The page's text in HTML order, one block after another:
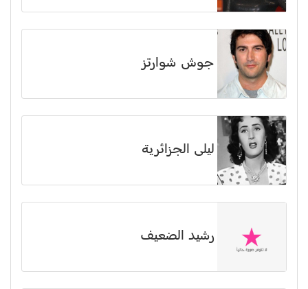
جوش شوارتز
ليلى الجزائرية
رشيد الضعيف